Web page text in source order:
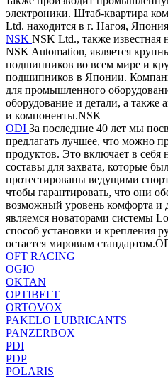
электроники. Штаб-квартира
Ltd. находится в г. Нагоя,
NSK NSK Ltd., также известная
NSK Automation, является
подшипников во всем мире и
подшипников в Японии.
для промышленного
оборудование и детали, а
и компоненты.NSK
ODI За последние 40 лет мы
предлагать лучшее, что можно
продуктов. Это включает в себя
составы для захвата, которые
протестированы ведущими
чтобы гарантировать, что они
возможный уровень комфорта и
являемся новаторами системы
способ установки и крепления
остается мировым
OFT RACING
OGIO
OKTAN
OPTIBELT
ORTOVOX
PAKELO LUBRICANTS
PANZERBOX
PDI
PDP
POLARIS